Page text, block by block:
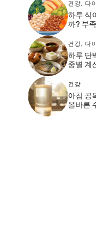
건강, 다
하루 식
까? 부
건강, 다
하루 단
중별 계
건강
아침 공
올바른